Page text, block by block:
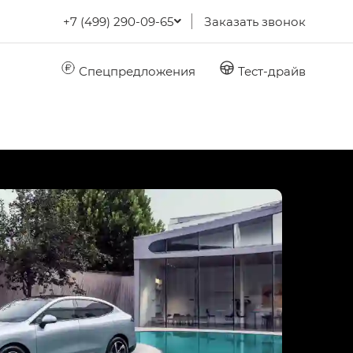
+7 (499) 290-09-65 Заказать звонок
Спецпредложения Тест-драйв